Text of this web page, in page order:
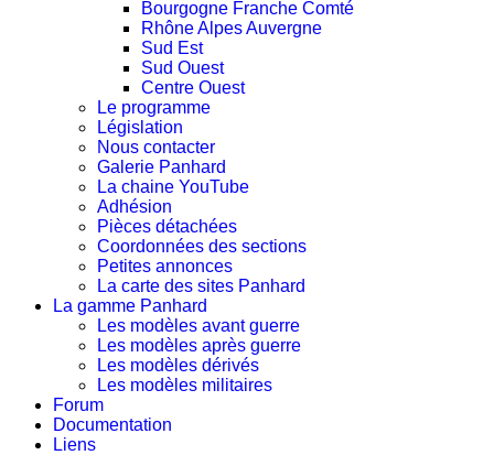
Bourgogne Franche Comté
Rhône Alpes Auvergne
Sud Est
Sud Ouest
Centre Ouest
Le programme
Législation
Nous contacter
Galerie Panhard
La chaine YouTube
Adhésion
Pièces détachées
Coordonnées des sections
Petites annonces
La carte des sites Panhard
La gamme Panhard
Les modèles avant guerre
Les modèles après guerre
Les modèles dérivés
Les modèles militaires
Forum
Documentation
Liens